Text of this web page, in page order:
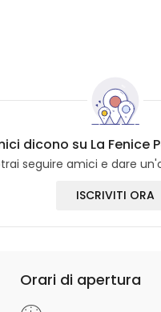
dicono su La
seguire amici e dare
ISCRIVITI ORA
Orari di apertura